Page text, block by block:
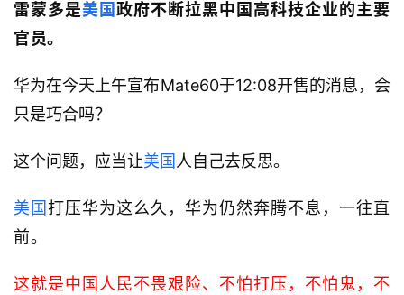
雷蒙多是美国政府不断拉黑中国高科技企业的主要
官员。
华为在今天上午宣布Mate60于12:08开售的消息，会
只是巧合吗？
这个问题，应当让美国人自己去反思。
美国打压华为这么久，华为仍然奔腾不息，一往直
前。
这就是中国人民不畏艰险、不怕打压，不怕鬼，不